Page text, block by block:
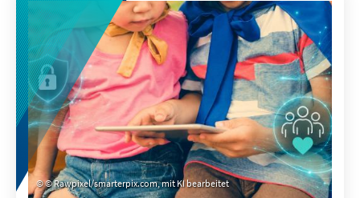
verschiedener Länder liefern Hinweise für
eine bedarfsgerechte Weiterentwicklung der
Familienpolitik in Deutschland.
© Rawpixel/smarterpix.com, mit KI bearbeitet